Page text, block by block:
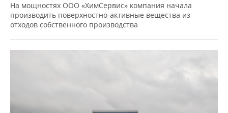
На мощностях ООО «ХимСервис» компания начала
производить поверхностно-активные вещества из
отходов собственного производства